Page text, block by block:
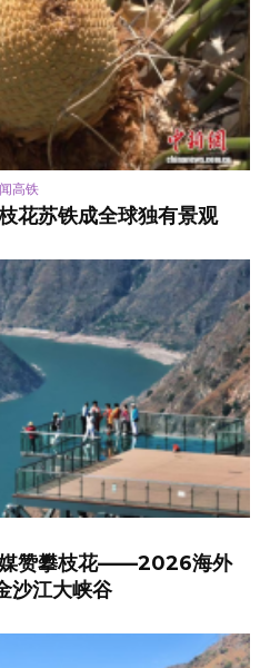
高铁
花苏铁成全球独有景观
媒赞攀枝花——2026海外
沙江大峡谷